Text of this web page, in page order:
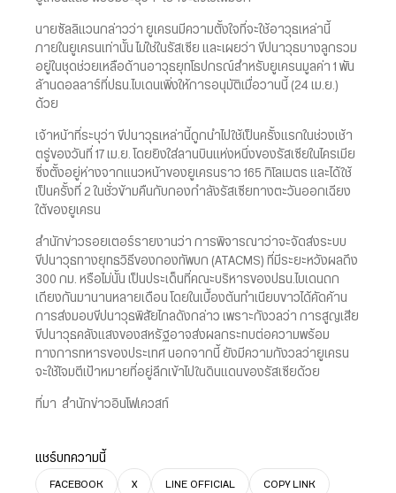
นายซัลลิแวนกล่าวว่า ยูเครนมีความตั้งใจที่จะใช้อาวุธเหล่านี้
ภายในยูเครนเท่านั้น ไม่ใช่ในรัสเซีย และเผยว่า ขีปนาวุธบางลูกรวม
อยู่ในชุดช่วยเหลือด้านอาวุธยุทโธปกรณ์สำหรับยูเครนมูลค่า 1 พัน
ล้านดอลลาร์ที่ปธน.ไบเดนเพิ่งให้การอนุมัติเมื่อวานนี้ (24 เม.ย.)
ด้วย
เจ้าหน้าที่ระบุว่า ขีปนาวุธเหล่านี้ถูกนำไปใช้เป็นครั้งแรกในช่วงเช้า
ตรู่ของวันที่ 17 เม.ย. โดยยิงใส่ลานบินแห่งหนึ่งของรัสเซียในไครเมีย
ซึ่งตั้งอยู่ห่างจากแนวหน้าของยูเครนราว 165 กิโลเมตร และได้ใช้
เป็นครั้งที่ 2 ในชั่วข้ามคืนกับกองกำลังรัสเซียทางตะวันออกเฉียง
ใต้ของยูเครน
สำนักข่าวรอยเตอร์รายงานว่า การพิจารณาว่าจะจัดส่งระบบ
ขีปนาวุธทางยุทธวิธีของกองทัพบก (ATACMS) ที่มีระยะหวังผลถึง
300 กม. หรือไม่นั้น เป็นประเด็นที่คณะบริหารของปธน.ไบเดนถก
เถียงกันมานานหลายเดือน โดยในเบื้องต้นทำเนียบขาวได้คัดค้าน
การส่งมอบขีปนาวุธพิสัยไกลดังกล่าว เพราะกังวลว่า การสูญเสีย
ขีปนาวุธคลังแสงของสหรัฐอาจส่งผลกระทบต่อความพร้อม
ทางการทหารของประเทศ นอกจากนี้ ยังมีความกังวลว่ายูเครน
จะใช้โจมตีเป้าหมายที่อยู่ลึกเข้าไปในดินแดนของรัสเซียด้วย
ที่มา สำนักข่าวอินโฟเควสท์
แชร์บทความนี้
FACEBOOK X LINE OFFICIAL COPY LINK